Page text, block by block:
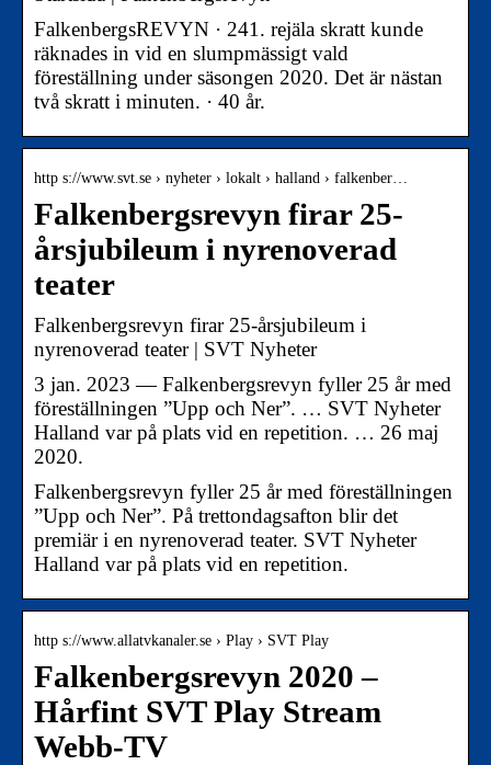
FalkenbergsREVYN · 241. rejäla skratt kunde
räknades in vid en slumpmässigt vald
föreställning under säsongen 2020. Det är nästan
två skratt i minuten. · 40 år.
http s://www.svt.se › nyheter › lokalt › halland › falkenber…
Falkenbergsrevyn firar 25-
årsjubileum i nyrenoverad
teater
Falkenbergsrevyn firar 25-årsjubileum i
nyrenoverad teater | SVT Nyheter
3 jan. 2023 — Falkenbergsrevyn fyller 25 år med
föreställningen ”Upp och Ner”. … SVT Nyheter
Halland var på plats vid en repetition. … 26 maj
2020.
Falkenbergsrevyn fyller 25 år med föreställningen
”Upp och Ner”. På trettondagsafton blir det
premiär i en nyrenoverad teater. SVT Nyheter
Halland var på plats vid en repetition.
http s://www.allatvkanaler.se › Play › SVT Play
Falkenbergsrevyn 2020 –
Hårfint SVT Play Stream
Webb-TV